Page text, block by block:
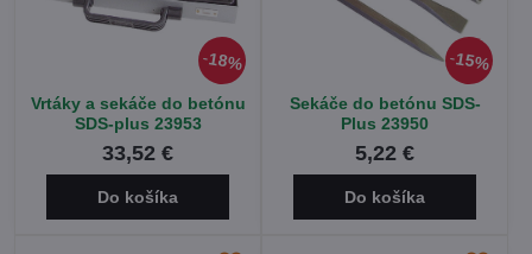
18%
Vrtáky a sekáče do betónu
SDS-plus 23953
33,52 €
Do košíka
15%
Sekáče do betónu SDS-
Plus 23950
5,22 €
Do košíka